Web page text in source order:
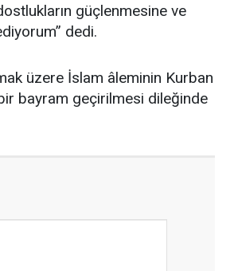
güçlenmesine ve
dedi.
üzere İslam âleminin Kurban
bayram geçirilmesi dileğinde